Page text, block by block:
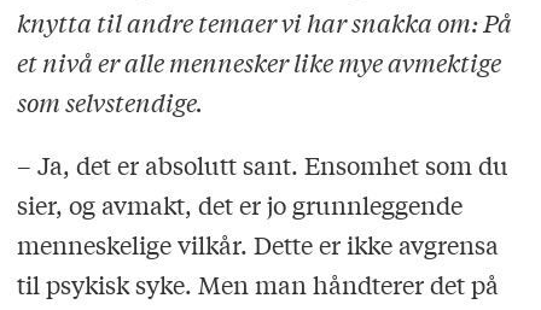
knytta til andre temaer vi har snakka om: På
et nivå er alle mennesker like mye avmektige
som selvstendige.
– Ja, det er absolutt sant. Ensomhet som du
sier, og avmakt, det er jo grunnleggende
menneskelige vilkår. Dette er ikke avgrensa
til psykisk syke. Men man håndterer det på